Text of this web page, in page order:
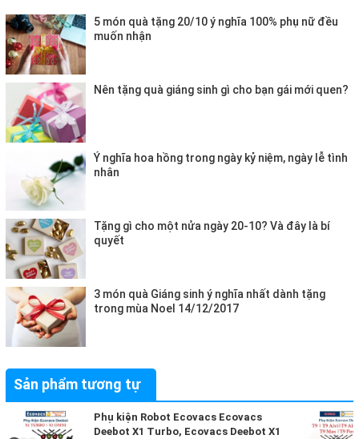
5 món quà tặng 20/10 ý nghĩa 100% phụ nữ đều
muốn nhận
Nên tặng quà giáng sinh gì cho bạn gái mới quen?
Ý nghĩa hoa hồng trong ngày kỷ niệm, ngày lễ tình
nhân
Tặng gì cho một nửa ngày 20-10? Và đây là bí
quyết
3 món quà Giáng sinh ý nghĩa nhất dành tặng
trong mùa Noel 14/12/2017
Sản phẩm tương tự
Phụ kiện Robot Ecovacs Ecovacs
Deebot X1 Turbo, Ecovacs Deebot X1